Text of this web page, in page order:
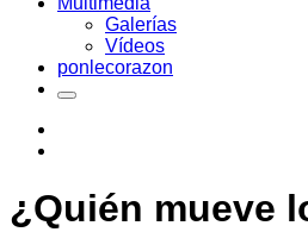
Galerías
Vídeos
ponlecorazon
¿Quién mueve